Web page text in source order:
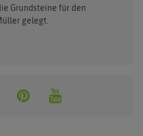
Samen-Sets
Gemüsesamen
Exotische Samen
Rasensamen
Grüne Oase
ReNatura Vogelwelt
Grundsteine für den
gelegt.